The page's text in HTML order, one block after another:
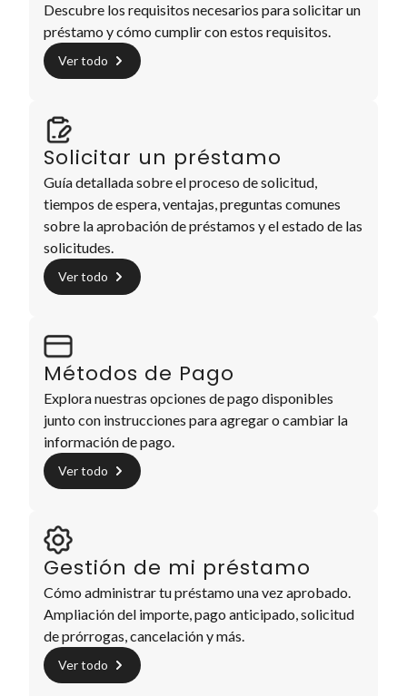
Descubre los requisitos necesarios para solicitar un
préstamo y cómo cumplir con estos requisitos.
Ver todo
Solicitar un préstamo
Guía detallada sobre el proceso de solicitud,
tiempos de espera, ventajas, preguntas comunes
sobre la aprobación de préstamos y el estado de las
solicitudes.
Ver todo
Métodos de Pago
Explora nuestras opciones de pago disponibles
junto con instrucciones para agregar o cambiar la
información de pago.
Ver todo
Gestión de mi préstamo
Cómo administrar tu préstamo una vez aprobado.
Ampliación del importe, pago anticipado, solicitud
de prórrogas, cancelación y más.
Ver todo